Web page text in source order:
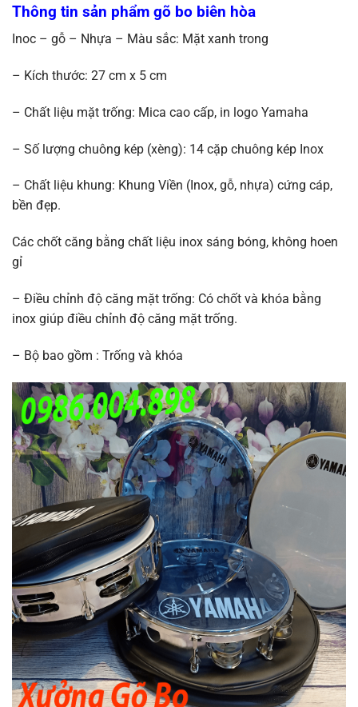
Thông tin sản phẩm gõ bo biên hòa
Inoc – gỗ – Nhựa – Màu sắc: Mặt xanh trong
– Kích thước: 27 cm x 5 cm
– Chất liệu mặt trống: Mica cao cấp, in logo Yamaha
– Số lượng chuông kép (xèng): 14 cặp chuông kép Inox
– Chất liệu khung: Khung Viền (Inox, gỗ, nhựa) cứng cáp,
bền đẹp.
Các chốt căng bằng chất liệu inox sáng bóng, không hoen
gỉ
– Điều chỉnh độ căng mặt trống: Có chốt và khóa bằng
inox giúp điều chỉnh độ căng mặt trống.
– Bộ bao gồm : Trống và khóa